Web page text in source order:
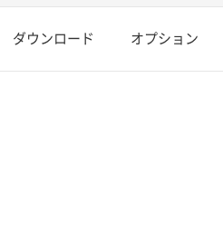
ダウンロード オプション